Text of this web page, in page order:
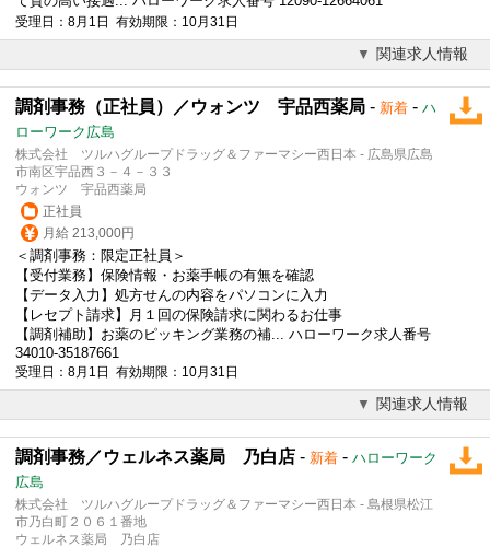
受理日：8月1日 有効期限：10月31日
関連求人情報
調剤事務（正社員）／ウォンツ 宇品西薬局 - 新着 - ハ
ローワーク広島
株式会社 ツルハグループドラッグ＆ファーマシー西日本 - 広島県広島
市南区宇品西３－４－３３
ウォンツ 宇品西薬局
正社員
月給 213,000円
＜調剤事務：限定正社員＞
【受付業務】保険情報・お薬手帳の有無を確認
【データ入力】処方せんの内容をパソコンに入力
【レセプト請求】月１回の保険請求に関わるお仕事
【調剤補助】お薬のピッキング業務の補... ハローワーク求人番号
34010-35187661
受理日：8月1日 有効期限：10月31日
関連求人情報
調剤事務／ウェルネス薬局 乃白店 - 新着 - ハローワーク
広島
株式会社 ツルハグループドラッグ＆ファーマシー西日本 - 島根県松江
市乃白町２０６１番地
ウェルネス薬局 乃白店